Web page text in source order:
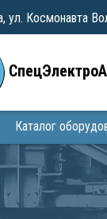
ул. Космонавта
Каталог